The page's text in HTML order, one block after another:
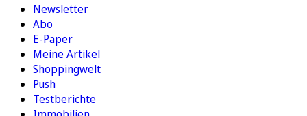
Newsletter
Abo
E-Paper
Meine Artikel
Shoppingwelt
Push
Testberichte